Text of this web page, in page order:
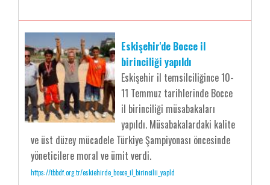
Eskişehir'de Bocce il
birinciliği yapıldı
Eskişehir il temsilciliğince 10-
11 Temmuz tarihlerinde Bocce
il birinciliği müsabakaları
yapıldı. Müsabakalardaki kalite
ve üst düzey mücadele Türkiye Şampiyonası öncesinde
yöneticilere moral ve ümit verdi.
https://tbbdf.org.tr/eskiehirde_bocce_il_birincilii_yapld